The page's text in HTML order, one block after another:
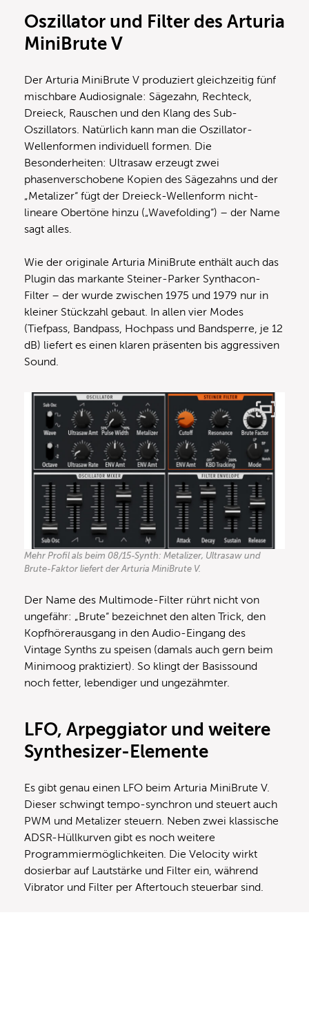
Oszillator und Filter des Arturia
MiniBrute V
Der Arturia MiniBrute V produziert gleichzeitig fünf
mischbare Audiosignale: Sägezahn, Rechteck,
Dreieck, Rauschen und den Klang des Sub-
Oszillators. Natürlich kann man die Oszillator-
Wellenformen individuell formen. Die
Besonderheiten: Ultrasaw erzeugt zwei
phasenverschobene Kopien des Sägezahns und der
„Metalizer“ fügt der Dreieck-Wellenform nicht-
lineare Obertöne hinzu („Wavefolding“) – der Name
sagt alles.
Wie der originale Arturia MiniBrute enthält auch das
Plugin das markante Steiner-Parker Synthacon-
Filter – der wurde zwischen 1975 und 1979 nur in
kleiner Stückzahl gebaut. In allen vier Modes
(Tiefpass, Bandpass, Hochpass und Bandsperre, je 12
dB) liefert es einen klaren präsenten bis aggressiven
Sound.
Mehr Profil als beim 08/15-Synth: Metalizer, Ultrasaw und
Brute-Faktor liefert der Arturia MiniBrute V.
Der Name des Multimode-Filter rührt nicht von
ungefähr: „Brute“ bezeichnet den alten Trick, den
Kopfhörerausgang in den Audio-Eingang des
Vintage Synths zu speisen (damals auch gern beim
Minimoog praktiziert). So klingt der Basissound
noch fetter, lebendiger und ungezähmter.
LFO, Arpeggiator und weitere
Synthesizer-Elemente
Es gibt genau einen LFO beim Arturia MiniBrute V.
Dieser schwingt tempo-synchron und steuert auch
PWM und Metalizer steuern. Neben zwei klassische
ADSR-Hüllkurven gibt es noch weitere
Programmiermöglichkeiten. Die Velocity wirkt
dosierbar auf Lautstärke und Filter ein, während
Vibrator und Filter per Aftertouch steuerbar sind.